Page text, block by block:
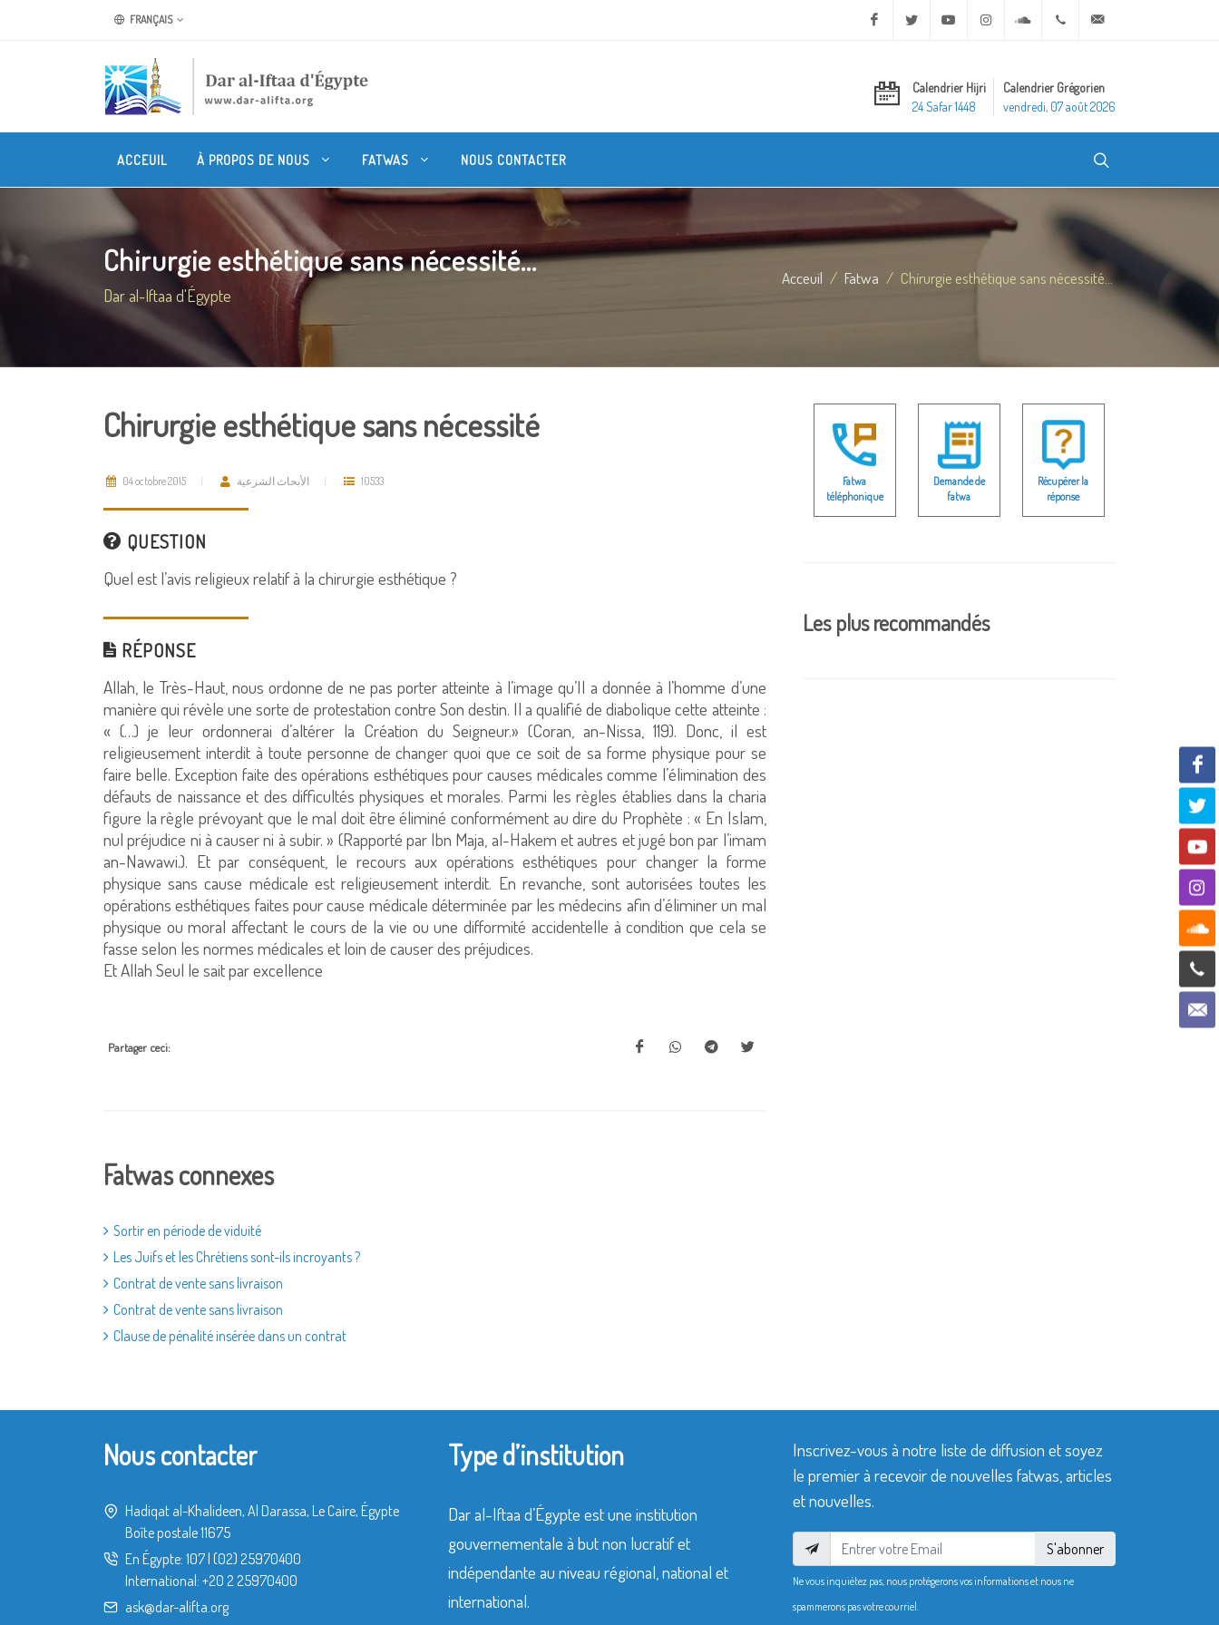
FRANÇAIS Facebook Twitter Youtube Instagram Soundcloud+20 2 25970400
Calendrier Hijri
24 Safar 1448
Calendrier Grégorien
vendredi, 07 août 2026
ACCEUIL À PROPOS DE NOUS FATWAS NOUS CONTACTER
Chirurgie esthétique sans nécessité...
Dar al-Iftaa d'Égypte
Acceuil Fatwa Chirurgie esthétique sans nécessité...
Chirurgie esthétique sans nécessité
04 octobre 2015 الأبحاث الشرعية 10533
QUESTION
Quel est l’avis religieux relatif à la chirurgie esthétique ?
RÉPONSE
Allah, le Très-Haut, nous ordonne de ne pas porter atteinte à l’image qu’Il a donnée à l’homme d’une
manière qui révèle une sorte de protestation contre Son destin. Il a qualifié de diabolique cette atteinte :
« (…) je leur ordonnerai d’altérer la Création du Seigneur.» (Coran, an-Nissa, 119). Donc, il est
religieusement interdit à toute personne de changer quoi que ce soit de sa forme physique pour se
faire belle. Exception faite des opérations esthétiques pour causes médicales comme l’élimination des
défauts de naissance et des difficultés physiques et morales. Parmi les règles établies dans la charia
figure la règle prévoyant que le mal doit être éliminé conformément au dire du Prophète : « En Islam,
nul préjudice ni à causer ni à subir. » (Rapporté par Ibn Maja, al-Hakem et autres et jugé bon par l’imam
an-Nawawi.). Et par conséquent, le recours aux opérations esthétiques pour changer la forme
physique sans cause médicale est religieusement interdit. En revanche, sont autorisées toutes les
opérations esthétiques faites pour cause médicale déterminée par les médecins afin d’éliminer un mal
physique ou moral affectant le cours de la vie ou une difformité accidentelle à condition que cela se
fasse selon les normes médicales et loin de causer des préjudices.
Et Allah Seul le sait par excellence
Partager ceci:
Fatwas connexes
Sortir en période de viduité
Les Juifs et les Chrétiens sont-ils incroyants ?
Contrat de vente sans livraison
Contrat de vente sans livraison
Clause de pénalité insérée dans un contrat
Fatwa
téléphonique
Demande de
fatwa
Récupérer la
réponse
Les plus recommandés
Nous contacter
Hadiqat al-Khalideen, Al Darassa, Le Caire, Égypte
Boîte postale 11675
En Égypte: 107 (02) 25970400
International: +20 2 25970400
ask@dar-alifta.org
Type d’institution
Dar al-Iftaa d’Égypte est une institution
gouvernementale à but non lucratif et
indépendante au niveau régional, national et
international.
Inscrivez-vous à notre liste de diffusion et soyez
le premier à recevoir de nouvelles fatwas, articles
et nouvelles.
S'abonner
Ne vous inquiétez pas, nous protégerons vos informations et nous ne
spammerons pas votre courriel.